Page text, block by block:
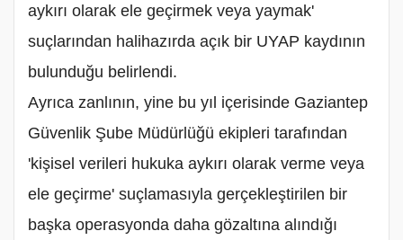
aykırı olarak ele geçirmek veya yaymak'
suçlarından halihazırda açık bir UYAP kaydının
bulunduğu belirlendi.
Ayrıca zanlının, yine bu yıl içerisinde Gaziantep
Güvenlik Şube Müdürlüğü ekipleri tarafından
'kişisel verileri hukuka aykırı olarak verme veya
ele geçirme' suçlamasıyla gerçekleştirilen bir
başka operasyonda daha gözaltına alındığı